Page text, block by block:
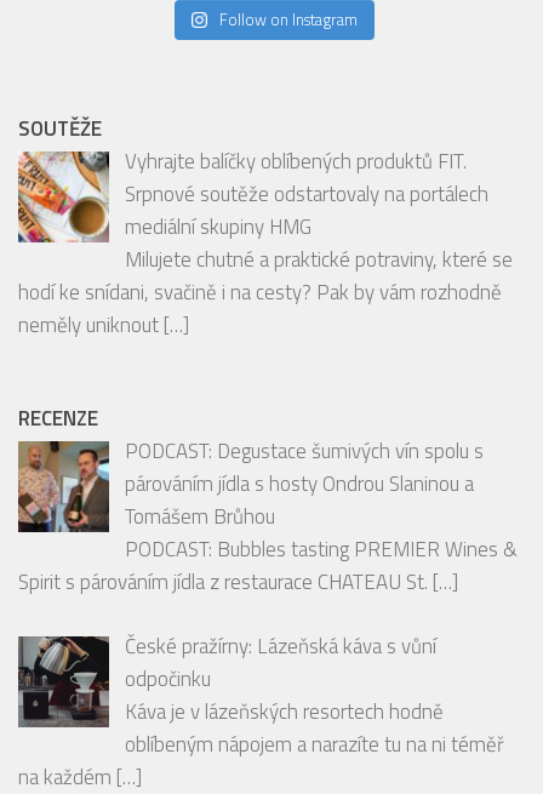
Follow on Instagram
SOUTĚŽE
Vyhrajte balíčky oblíbených produktů FIT.
Srpnové soutěže odstartovaly na portálech
mediální skupiny HMG
Milujete chutné a praktické potraviny, které se
hodí ke snídani, svačině i na cesty? Pak by vám rozhodně
neměly uniknout[…]
RECENZE
PODCAST: Degustace šumivých vín spolu s
párováním jídla s hosty Ondrou Slaninou a
Tomášem Brůhou
PODCAST: Bubbles tasting PREMIER Wines &
Spirit s párováním jídla z restaurace CHATEAU St. […]
České pražírny: Lázeňská káva s vůní
odpočinku
Káva je v lázeňských resortech hodně
oblíbeným nápojem a narazíte tu na ni téměř
na každém […]